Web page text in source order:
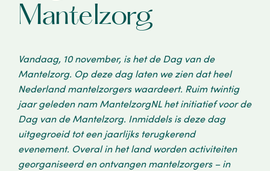
Mantelzorg
Vandaag, 10 november, is het de Dag van de
Mantelzorg. Op deze dag laten we zien dat heel
Nederland mantelzorgers waardeert. Ruim twintig
jaar geleden nam MantelzorgNL het initiatief voor de
Dag van de Mantelzorg. Inmiddels is deze dag
uitgegroeid tot een jaarlijks terugkerend
evenement. Overal in het land worden activiteiten
georganiseerd en ontvangen mantelzorgers – in